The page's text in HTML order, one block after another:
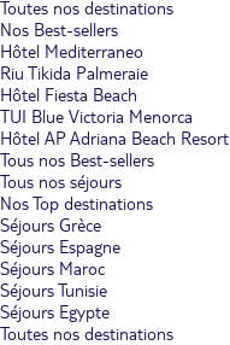
Toutes nos destinations
Nos Best-sellers
Hôtel Mediterraneo
Riu Tikida Palmeraie
Hôtel Fiesta Beach
TUI Blue Victoria Menorca
Hôtel AP Adriana Beach Resort
Tous nos Best-sellers
Tous nos séjours
Nos Top destinations
Séjours Grèce
Séjours Espagne
Séjours Maroc
Séjours Tunisie
Séjours Egypte
Toutes nos destinations